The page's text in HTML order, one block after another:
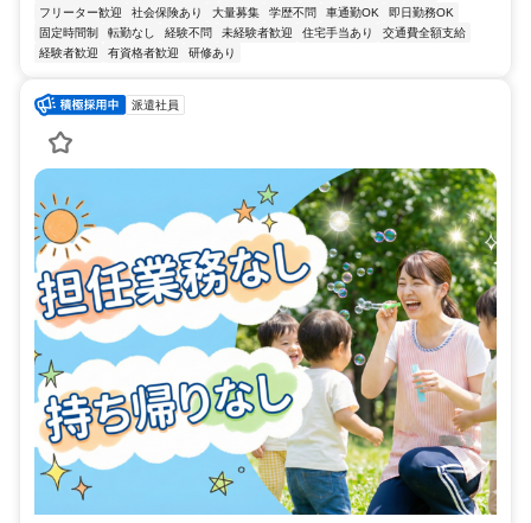
フリーター歓迎
社会保険あり 大量募集 学歴不問 車通勤OK
即日勤務OK
固定時間制
転勤なし 経験不問 未経験者歓迎 住宅手当あり
交通費全額支給
経験者歓迎
有資格者歓迎 研修あり
派遣社員